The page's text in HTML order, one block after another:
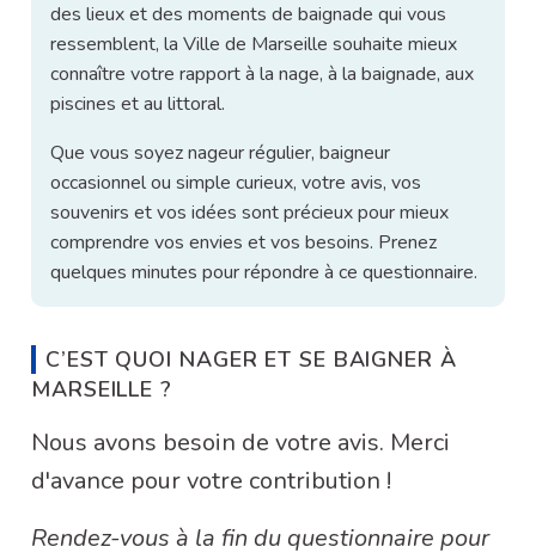
des lieux et des moments de baignade qui vous
ressemblent, la Ville de Marseille souhaite mieux
connaître votre rapport à la nage, à la baignade, aux
piscines et au littoral.
Que vous soyez nageur régulier, baigneur
occasionnel ou simple curieux, votre avis, vos
souvenirs et vos idées sont précieux pour mieux
comprendre vos envies et vos besoins. Prenez
quelques minutes pour répondre à ce questionnaire.
C’EST QUOI NAGER ET SE BAIGNER À
MARSEILLE ?
Nous avons besoin de votre avis. Merci
d'avance pour votre contribution !
Rendez-vous à la fin du questionnaire pour